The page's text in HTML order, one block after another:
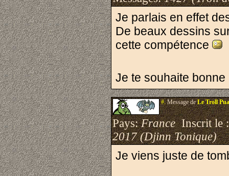
Je parlais en effet
De beaux dessins
cette compétence
Je te souhaite
#.Message deLe Troll
Pays:FranceInscrit le
2017 (Djinn Tonique)
Je viens juste de